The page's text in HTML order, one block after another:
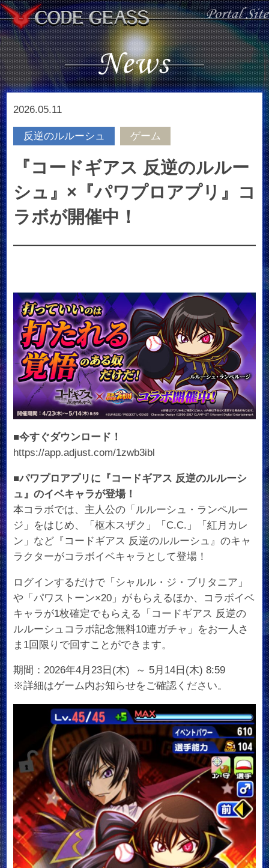
2026.05.11
反逆のルルーシュ ゲーム
『コードギアス 反逆のルルー
シュ』×『パワプロアプリ』コ
ラボが開催中！
■今すぐダウンロード！
https://app.adjust.com/1zwb3ibl
■パワプロアプリに『コードギアス 反逆のルルーシ
ュ』のイベキャラが登場！
本コラボでは、主人公の「ルルーシュ・ランペルー
ジ」をはじめ、「枢木スザク」「C.C.」「紅月カレ
ン」など『コードギアス 反逆のルルーシュ』のキャ
ラクターがコラボイベキャラとして登場！
ログインするだけで「シャルル・ジ・ブリタニア」
や「パワストーン×20」がもらえるほか、コラボイベ
キャラが1枚確定でもらえる「コードギアス 反逆の
ルルーシュコラボ記念無料10連ガチャ」をお一人さ
ま1回限りで回すことができます。
期間：2026年4月23日(木) ～ 5月14日(木) 8:59​
※詳細はゲーム内お知らせをご確認ください。